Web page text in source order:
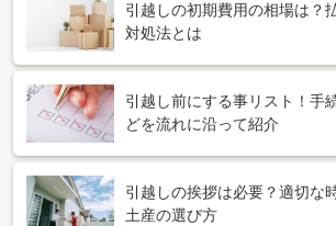
引越しの初期費用の相場は？
対処法とは
引越し前にする事リスト！手
どを流れに沿って紹介
引越しの挨拶は必要？適切な
土産の選び方